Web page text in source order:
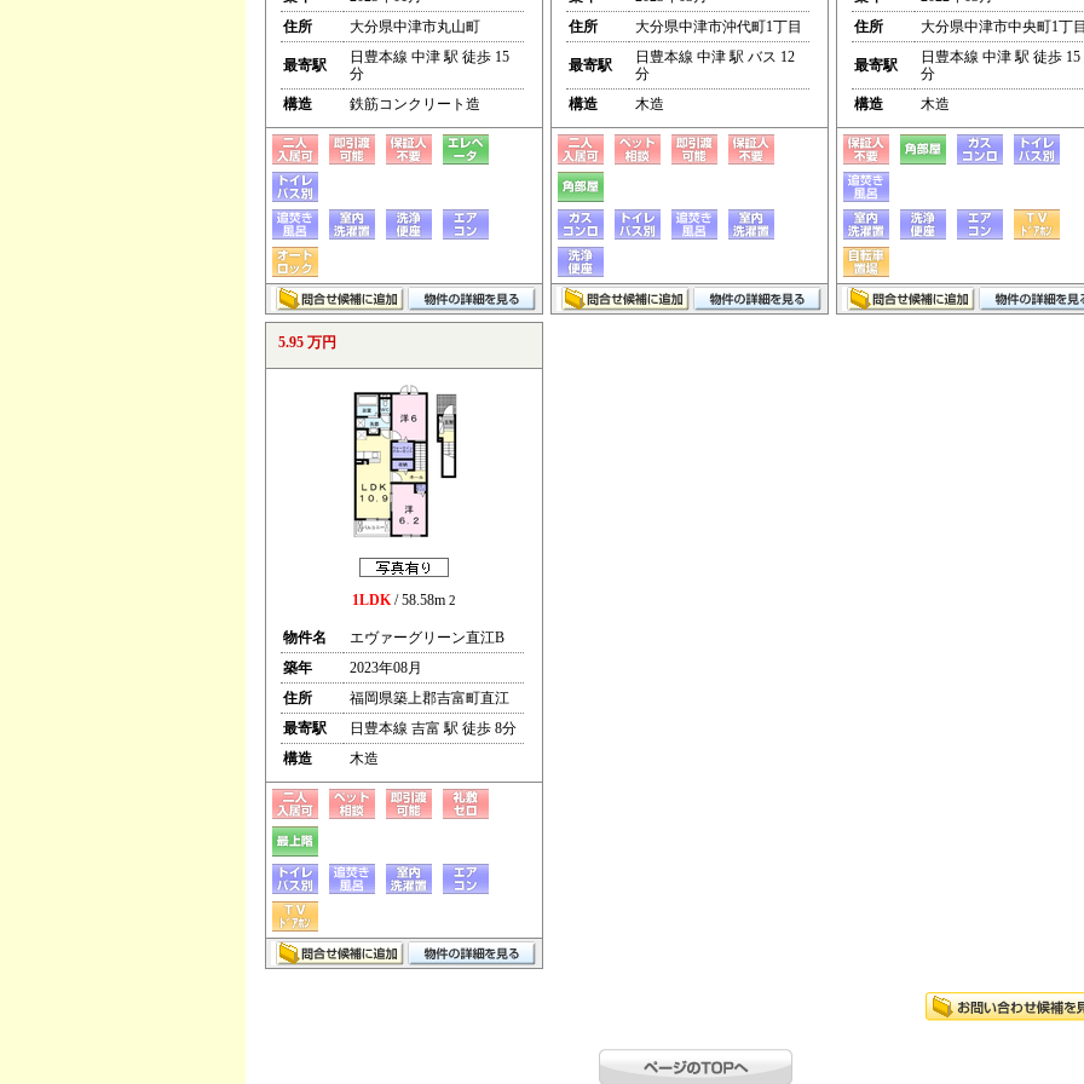
住所
大分県中津市丸山町
最寄駅
日豊本線 中津 駅 徒歩 15
分
構造
鉄筋コンクリート造
住所
大分県中津市沖代町1丁目
最寄駅
日豊本線 中津 駅 バス 12
分
構造
木造
住所
大分県中津市中央町1丁
最寄駅
日豊本線 中津 駅 徒歩 15
分
構造
木造
5.95 万円
1LDK/ 58.58m 2
物件名
エヴァーグリーン直江B
築年
2023年08月
住所
福岡県築上郡吉富町直江
最寄駅
日豊本線 吉富 駅 徒歩 8分
構造
木造